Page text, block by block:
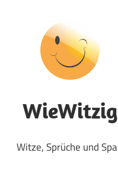
WieWitzig
Witze, Sprüche und